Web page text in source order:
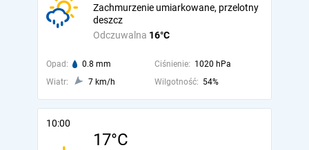
Odczuwalna 16°C
Zachmurzenie umiarkowane, przelotny
deszcz
Opad: 0.8 mm Ciśnienie: 1020 hPa
Wiatr:
7 km/h Wilgotność: 54%
10:00
17°C